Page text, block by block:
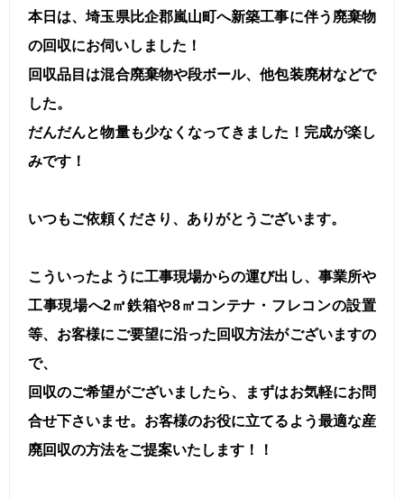
本日は、埼玉県比企郡嵐山町へ新築工事に伴う廃棄物
の回収にお伺いしました！
回収品目は混合廃棄物や段ボール、他包装廃材などで
した。
だんだんと物量も少なくなってきました！完成が楽し
みです！
いつもご依頼くださり、ありがとうございます。
こういったように工事現場からの運び出し、事業所や
工事現場へ2㎥鉄箱や8㎥コンテナ・フレコンの設置
等、お客様にご要望に沿った回収方法がございますの
で、
回収のご希望がございましたら、まずはお気軽にお問
合せ下さいませ。お客様のお役に立てるよう最適な産
廃回収の方法をご提案いたします！！